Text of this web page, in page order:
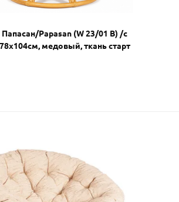
Papasan (W 23/01 B) /с
медовый, ткань старт